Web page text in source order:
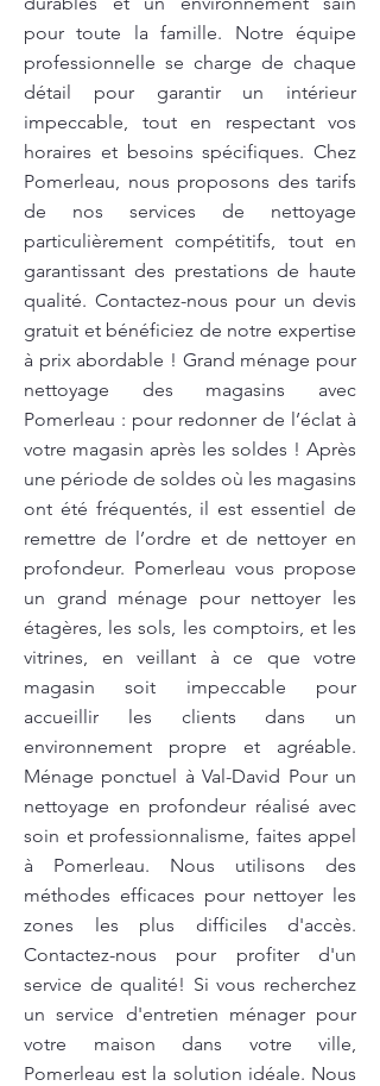
pour toute la famille. Notre équipe
professionnelle se charge de chaque
détail pour garantir un intérieur
impeccable, tout en respectant vos
horaires et besoins spécifiques. Chez
Pomerleau, nous proposons des tarifs
de nos services de nettoyage
particulièrement compétitifs, tout en
garantissant des prestations de haute
qualité. Contactez-nous pour un devis
gratuit et bénéficiez de notre expertise
à prix abordable ! Grand ménage pour
nettoyage des magasins avec
Pomerleau : pour redonner de l’éclat à
votre magasin après les soldes ! Après
une période de soldes où les magasins
ont été fréquentés, il est essentiel de
remettre de l’ordre et de nettoyer en
profondeur. Pomerleau vous propose
un grand ménage pour nettoyer les
étagères, les sols, les comptoirs, et les
vitrines, en veillant à ce que votre
magasin soit impeccable pour
accueillir les clients dans un
environnement propre et agréable.
Ménage ponctuel à Val-David Pour un
nettoyage en profondeur réalisé avec
soin et professionnalisme, faites appel
à Pomerleau. Nous utilisons des
méthodes efficaces pour nettoyer les
zones les plus difficiles d'accès.
Contactez-nous pour profiter d'un
service de qualité! Si vous recherchez
un service d'entretien ménager pour
votre maison dans votre ville,
Pomerleau est la solution idéale. Nous